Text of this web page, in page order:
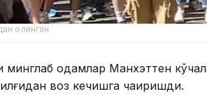
олинган
одамлар Манхэттен
воз кечишга чақиришди.